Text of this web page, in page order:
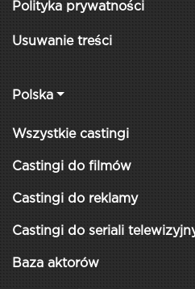
Polityka prywatności
Usuwanie treści
Polska
Wszystkie castingi
Castingi do filmów
Castingi do reklamy
Castingi do seriali
Baza aktorów